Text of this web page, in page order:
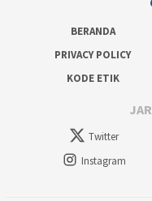
BERANDA
PRIVACY POLICY
KODE ETIK
Twitter
Instagram